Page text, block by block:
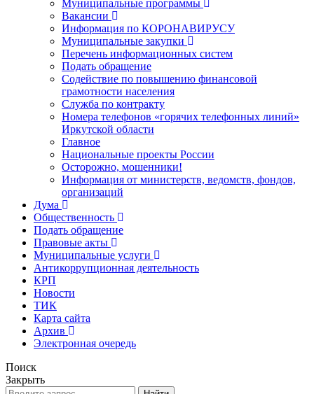
Муниципальные программы
Вакансии
Информация по КОРОНАВИРУСУ
Муниципальные закупки
Перечень информационных систем
Подать обращение
Содействие по повышению финансовой
грамотности населения
Служба по контракту
Номера телефонов «горячих телефонных линий»
Иркутской области
Главное
Национальные проекты России
Осторожно, мошенники!
Информация от министерств, ведомств, фондов,
организаций
Дума
Общественность
Подать обращение
Правовые акты
Муниципальные услуги
Антикоррупционная деятельность
КРП
Новости
ТИК
Карта сайта
Архив
Электронная очередь
Поиск
Закрыть